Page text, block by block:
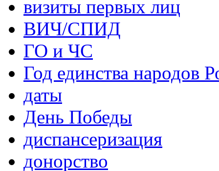
визиты первых лиц
ВИЧ/СПИД
ГО и ЧС
Год единства народов
даты
День Победы
диспансеризация
донорство